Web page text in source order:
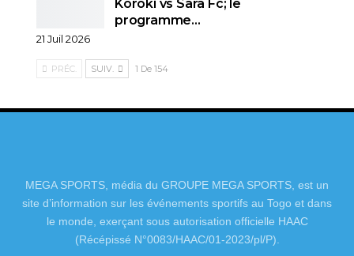
Koroki vs Sara Fc; le
programme…
21 Juil 2026
PRÉC. SUIV. 1 De 154
MEGA SPORTS, média du GROUPE MEGA SPORTS, est un
site d’information sur les événements sportifs au Togo et dans
le monde, exerçant sous autorisation officielle HAAC
(Récépissé N°0083/HAAC/01-2023/pl/P).